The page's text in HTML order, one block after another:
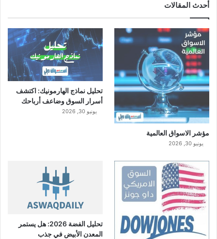
أحدث المقالات
مؤشر الاسواق العالمية
يونيو 30, 2026
تحليل نماذج الهارمونيك: اكتشف
أسرار السوق وضاعف أرباحك
يونيو 30, 2026
تحليل الفضة 2026: هل يستمر
المعدن الأبيض في جذب